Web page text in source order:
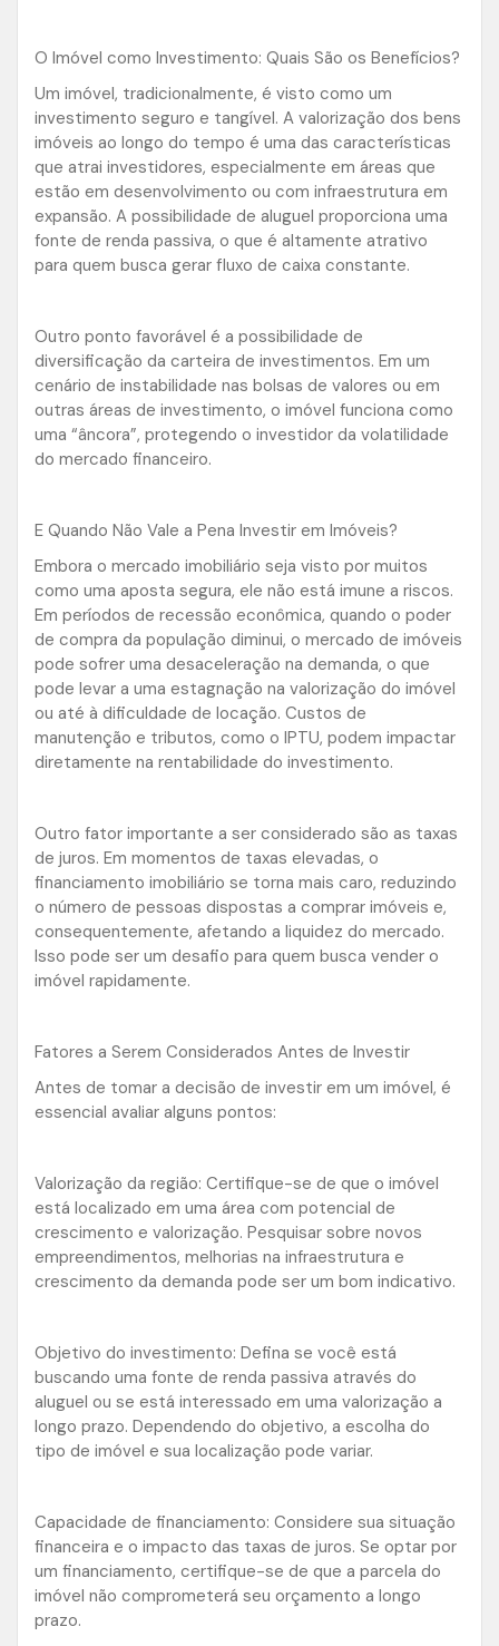
O Imóvel como Investimento: Quais São os Benefícios?
Um imóvel, tradicionalmente, é visto como um
investimento seguro e tangível. A valorização dos bens
imóveis ao longo do tempo é uma das características
que atrai investidores, especialmente em áreas que
estão em desenvolvimento ou com infraestrutura em
expansão. A possibilidade de aluguel proporciona uma
fonte de renda passiva, o que é altamente atrativo
para quem busca gerar fluxo de caixa constante.
Outro ponto favorável é a possibilidade de
diversificação da carteira de investimentos. Em um
cenário de instabilidade nas bolsas de valores ou em
outras áreas de investimento, o imóvel funciona como
uma “âncora”, protegendo o investidor da volatilidade
do mercado financeiro.
E Quando Não Vale a Pena Investir em Imóveis?
Embora o mercado imobiliário seja visto por muitos
como uma aposta segura, ele não está imune a riscos.
Em períodos de recessão econômica, quando o poder
de compra da população diminui, o mercado de imóveis
pode sofrer uma desaceleração na demanda, o que
pode levar a uma estagnação na valorização do imóvel
ou até à dificuldade de locação. Custos de
manutenção e tributos, como o IPTU, podem impactar
diretamente na rentabilidade do investimento.
Outro fator importante a ser considerado são as taxas
de juros. Em momentos de taxas elevadas, o
financiamento imobiliário se torna mais caro, reduzindo
o número de pessoas dispostas a comprar imóveis e,
consequentemente, afetando a liquidez do mercado.
Isso pode ser um desafio para quem busca vender o
imóvel rapidamente.
Fatores a Serem Considerados Antes de Investir
Antes de tomar a decisão de investir em um imóvel, é
essencial avaliar alguns pontos:
Valorização da região: Certifique-se de que o imóvel
está localizado em uma área com potencial de
crescimento e valorização. Pesquisar sobre novos
empreendimentos, melhorias na infraestrutura e
crescimento da demanda pode ser um bom indicativo.
Objetivo do investimento: Defina se você está
buscando uma fonte de renda passiva através do
aluguel ou se está interessado em uma valorização a
longo prazo. Dependendo do objetivo, a escolha do
tipo de imóvel e sua localização pode variar.
Capacidade de financiamento: Considere sua situação
financeira e o impacto das taxas de juros. Se optar por
um financiamento, certifique-se de que a parcela do
imóvel não comprometerá seu orçamento a longo
prazo.